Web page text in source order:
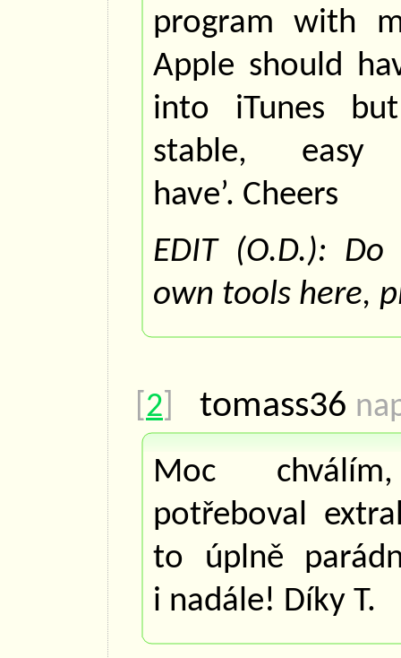
program with
Apple should
into iTunes
stable,
have’. Cheers
EDIT (O.D.):
own tools here,
2 tomass36
Moc
potřeboval
to úplně
i nadále! Díky T.